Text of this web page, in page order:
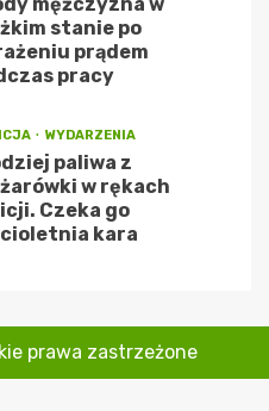
stanie po
prądem
pracy
WYDARZENIA
paliwa z
w rękach
Czeka go
kara
prawa zastrzeżone